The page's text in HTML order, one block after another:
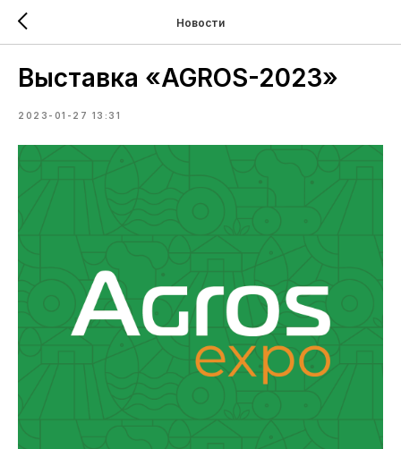
Новости
Выставка «AGROS-2023»
2023-01-27 13:31